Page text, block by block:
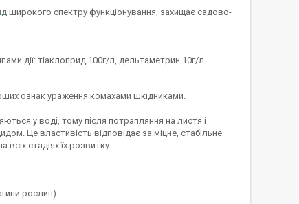
широкого спектру функціонування, захищає садово-
дії: тіаклоприд 100г/л, дельтаметрин 10г/л.
ознак ураження комахами шкідниками.
у воді, тому після потрапляння на листя і
Це властивість відповідає за міцне, стабільне
стадіях їх розвитку.
рослин).